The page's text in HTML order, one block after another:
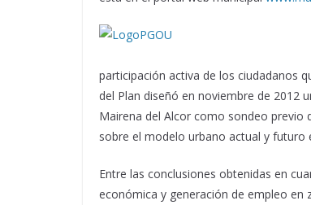
participación activa de los ciudadanos
del Plan diseñó en noviembre de 2012
Mairena del Alcor como sondeo previo
sobre el modelo urbano actual y futuro
Entre las conclusiones obtenidas en
económica y generación de empleo en